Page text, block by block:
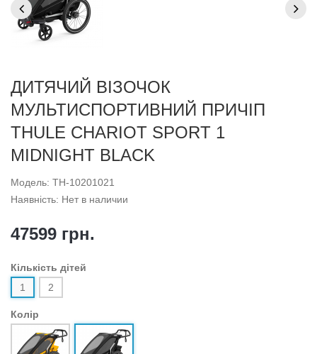
ДИТЯЧИЙ ВІЗОЧОК
МУЛЬТИСПОРТИВНИЙ ПРИЧІП
THULE CHARIOT SPORT 1
MIDNIGHT BLACK
Модель: TH-10201021
Наявність: Нет в наличии
47599 грн.
Кількість дітей
1
2
Колір